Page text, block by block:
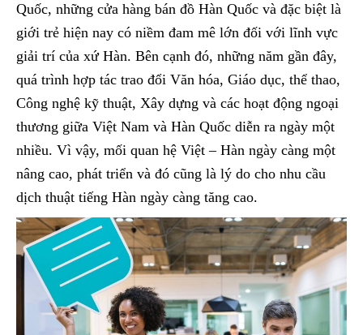
Quốc, những cửa hàng bán đồ Hàn Quốc và đặc biệt là
giới trẻ hiện nay có niềm đam mê lớn đối với lĩnh vực
giải trí của xứ Hàn. Bên cạnh đó, những năm gần đây,
quá trình hợp tác trao đổi Văn hóa, Giáo dục, thể thao,
Công nghệ kỹ thuật, Xây dựng và các hoạt động ngoại
thương giữa Việt Nam và Hàn Quốc diễn ra ngày một
nhiều. Vì vậy, mối quan hệ Việt – Hàn ngày càng một
nâng cao, phát triển và đó cũng là lý do cho nhu cầu
dịch thuật tiếng Hàn ngày càng tăng cao.